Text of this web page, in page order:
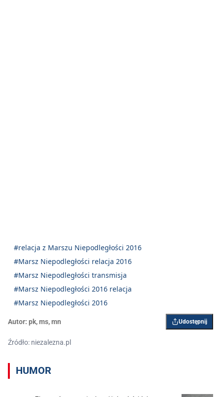
#relacja z Marszu Niepodległości 2016
#Marsz Niepodległości relacja 2016
#Marsz Niepodległości transmisja
#Marsz Niepodległości 2016 relacja
#Marsz Niepodległości 2016
Autor: pk,ms,mn Udostępnij
Źródło: niezalezna.pl
HUMOR